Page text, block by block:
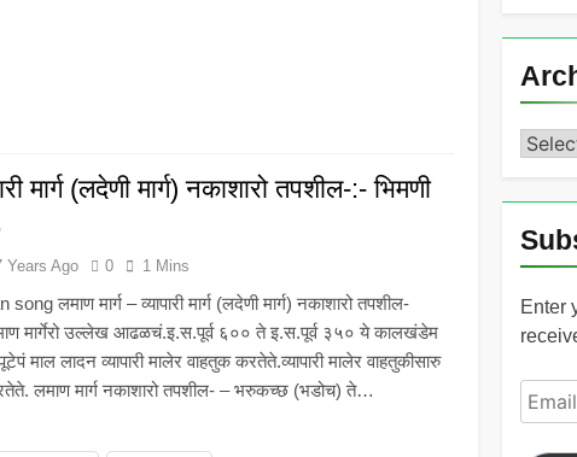
मार्ग (लदेणी मार्ग) नकाशारो तपशील-:- भिमणी
Years Ago 0 1 Mins
लमाण मार्ग – व्यापारी मार्ग (लदेणी मार्ग) नकाशारो तपशील-
मार्गेरो उल्लेख आढळचं.इ.स.पूर्व ६०० ते इ.स.पूर्व ३५० ये कालखंडेम
माल लादन व्यापारी मालेर वाहतुक करतेते.व्यापारी मालेर वाहतुकीसारु
लमाण मार्ग नकाशारो तपशील- – भरुकच्छ (भडोच) ते…
Enter
Email